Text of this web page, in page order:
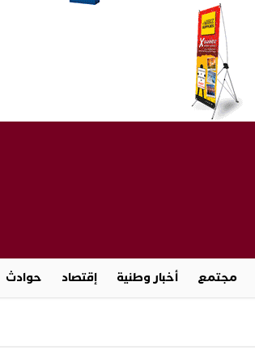
مجتمع أخبار وطنية إقتصاد حوادث